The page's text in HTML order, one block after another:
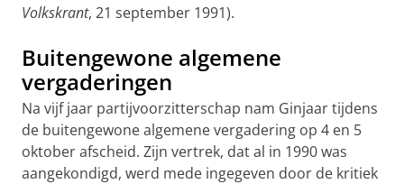
Volkskrant, 21 september 1991).
Buitengewone algemene
vergaderingen
Na vijf jaar partijvoorzitter­schap nam Ginjaar tijdens
de buitengewone algemene vergadering op 4 en 5
okto­ber afscheid. Zijn vertrek, dat al in 1990 was
aangekon­digd, werd mede ingegeven door de kritiek